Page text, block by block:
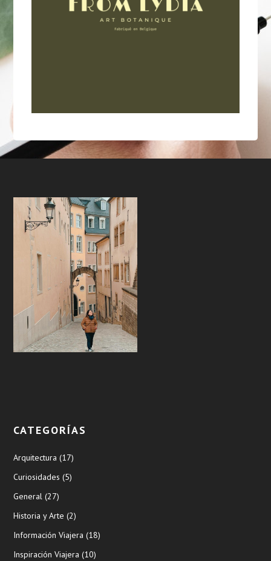
CATEGORÍAS
Arquitectura (17)
Curiosidades (5)
General (27)
Historia y Arte (2)
Información Viajera (18)
Inspiración Viajera (10)